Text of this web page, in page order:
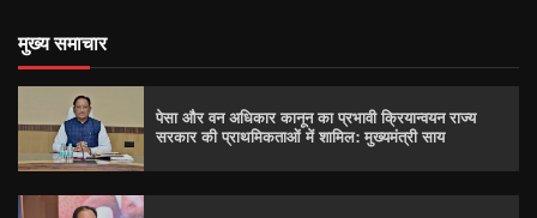
मुख्य समाचार
पेसा और वन अधिकार कानून का प्रभावी क्रियान्वयन राज्य
सरकार की प्राथमिकताओं में शामिल: मुख्यमंत्री साय